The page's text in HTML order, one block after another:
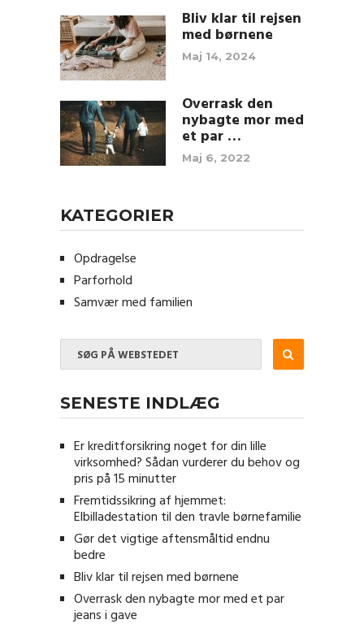
Bliv klar til rejsen
med børnene
Maj 14, 2024
Overrask den
nybagte mor med
et par …
Maj 6, 2022
KATEGORIER
Opdragelse
Parforhold
Samvær med familien
SENESTE INDLÆG
Er kreditforsikring noget for din lille
virksomhed? Sådan vurderer du behov og
pris på 15 minutter
Fremtidssikring af hjemmet:
Elbilladestation til den travle børnefamilie
Gør det vigtige aftensmåltid endnu
bedre
Bliv klar til rejsen med børnene
Overrask den nybagte mor med et par
jeans i gave